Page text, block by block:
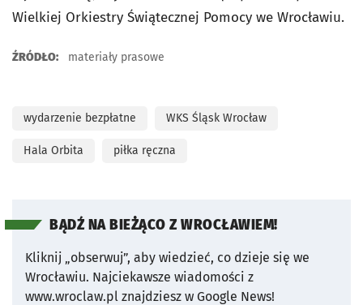
Wielkiej Orkiestry Świątecznej Pomocy we Wrocławiu.
ŹRÓDŁO: materiały prasowe
wydarzenie bezpłatne WKS Śląsk Wrocław
Hala Orbita piłka ręczna
BĄDŹ NA BIEŻĄCO Z WROCŁAWIEM!
Kliknij „obserwuj”, aby wiedzieć, co dzieje się we
Wrocławiu. Najciekawsze wiadomości z
www.wroclaw.pl znajdziesz w Google News!